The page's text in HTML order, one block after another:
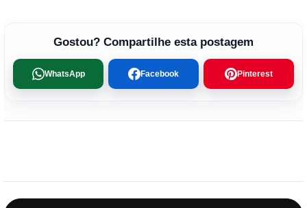
Gostou? Compartilhe esta postagem
WhatsApp Facebook Pinterest